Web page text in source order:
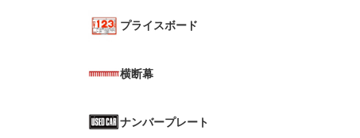
プライスボード
横断幕
ナンバープレート